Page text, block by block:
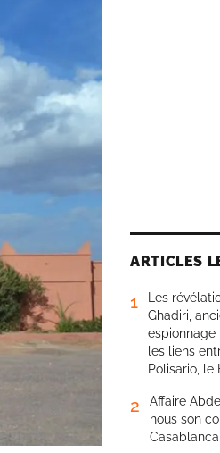
ARTICLES
1
Les
Ghadiri,
espionnage
les liens
Polisario, le
2
Affaire
nous son
Casablanca